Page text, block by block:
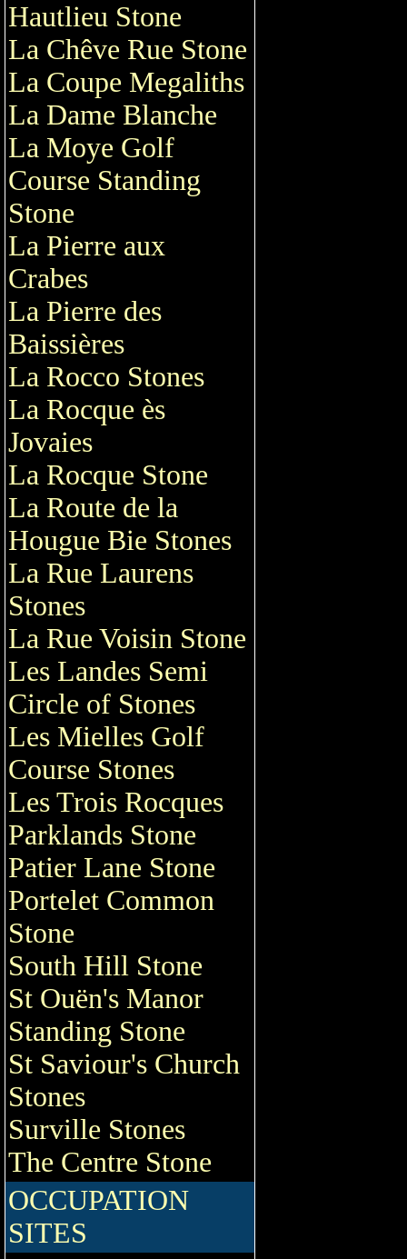
Hautlieu Stone
La Chêve Rue Stone
La Coupe Megaliths
La Dame Blanche
La Moye Golf
Course Standing
Stone
La Pierre aux
Crabes
La Pierre des
Baissières
La Rocco Stones
La Rocque ès
Jovaies
La Rocque Stone
La Route de la
Hougue Bie Stones
La Rue Laurens
Stones
La Rue Voisin Stone
Les Landes Semi
Circle of Stones
Les Mielles Golf
Course Stones
Les Trois Rocques
Parklands Stone
Patier Lane Stone
Portelet Common
Stone
South Hill Stone
St Ouën's Manor
Standing Stone
St Saviour's Church
Stones
Surville Stones
The Centre Stone
OCCUPATION
SITES